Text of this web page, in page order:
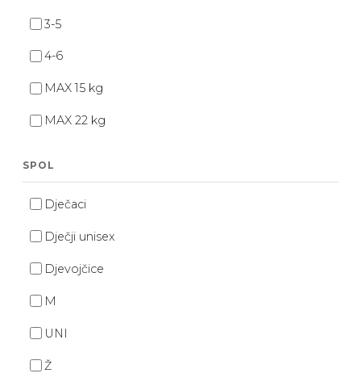
3-5
4-6
MAX 15 kg
MAX 22 kg
SPOL
Dječaci
Dječji unisex
Djevojčice
M
UNI
Ž